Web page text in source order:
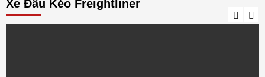
Xe Đầu Kéo Freightliner